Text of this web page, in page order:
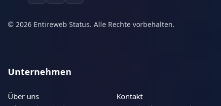
© 2026 Entireweb Status. Alle Rechte vorbehalten.
Unternehmen
Über uns Kontakt